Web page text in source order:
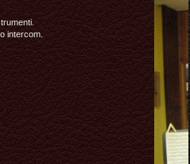
intercom.